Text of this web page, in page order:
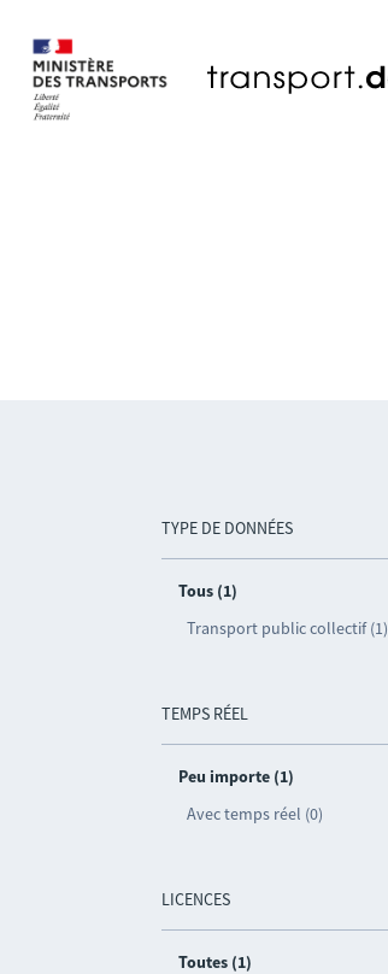
TYPE DE DONNÉES
Tous (1)
Transport public collectif (1)
TEMPS RÉEL
Peu importe (1)
Avec temps réel (0)
LICENCES
Toutes (1)